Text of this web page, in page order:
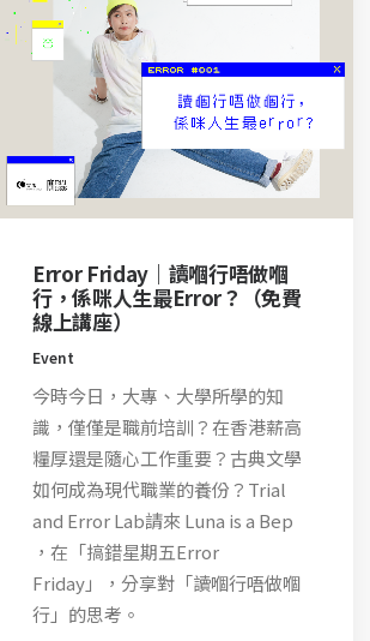
Error Friday｜讀嗰行唔做嗰
行，係咪人生最Error？（免費
線上講座）
Event
今時今日，大專、大學所學的知
識，僅僅是職前培訓？在香港薪高
糧厚還是隨心工作重要？古典文學
如何成為現代職業的養份？Trial
and Error Lab請來 Luna is a Bep
，在「搞錯星期五Error
Friday」，分享對「讀嗰行唔做嗰
行」的思考。